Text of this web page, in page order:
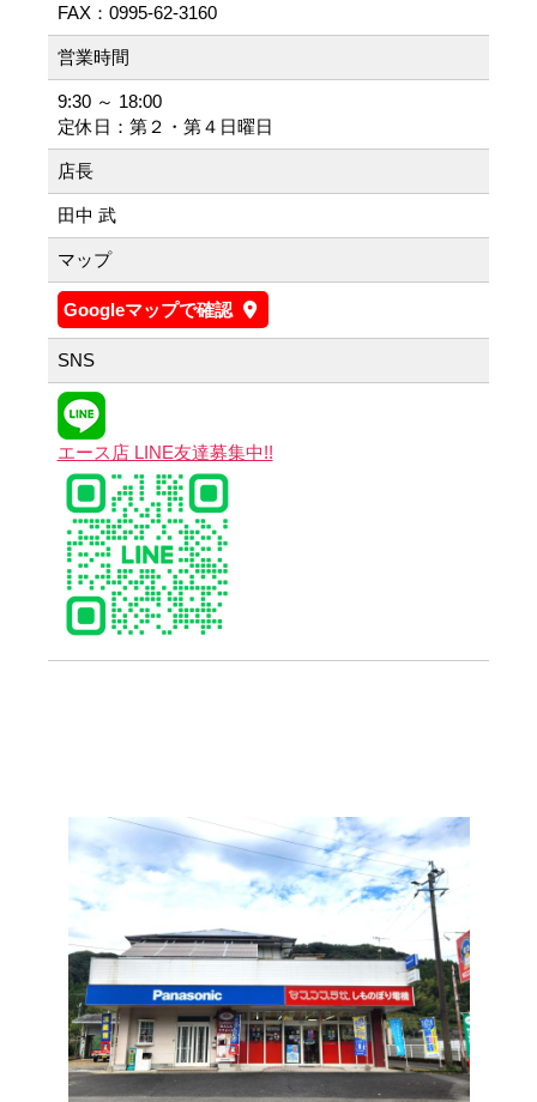
FAX：0995-62-3160
営業時間
9:30 ～ 18:00
定休日：第２・第４日曜日
店長
田中 武
マップ
Googleマップで確認
SNS
エース店 LINE友達募集中!!